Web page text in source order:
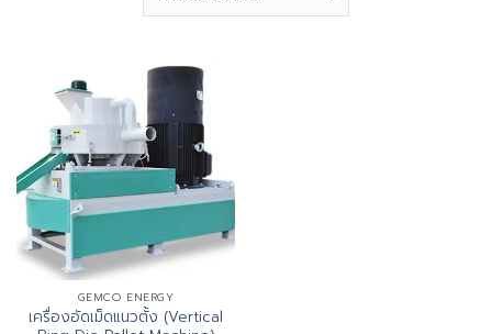
GEMCO ENERGY
เครื่องอัดเม็ดแนวตั้ง (Vertical